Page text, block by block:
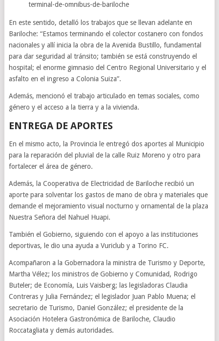
terminal-de-omnibus-de-bariloche
En este sentido, detalló los trabajos que se llevan adelante en
Bariloche: “Estamos terminando el colector costanero con fondos
nacionales y allí inicia la obra de la Avenida Bustillo, fundamental
para dar seguridad al tránsito; también se está construyendo el
hospital; el enorme gimnasio del Centro Regional Universitario y el
asfalto en el ingreso a Colonia Suiza”.
Además, mencionó el trabajo articulado en temas sociales, como
género y el acceso a la tierra y a la vivienda.
ENTREGA DE APORTES
En el mismo acto, la Provincia le entregó dos aportes al Municipio
para la reparación del pluvial de la calle Ruiz Moreno y otro para
fortalecer el área de género.
Además, la Cooperativa de Electricidad de Bariloche recibió un
aporte para solventar los gastos de mano de obra y materiales que
demande el mejoramiento visual nocturno y ornamental de la plaza
Nuestra Señora del Nahuel Huapi.
También el Gobierno, siguiendo con el apoyo a las instituciones
deportivas, le dio una ayuda a Vuriclub y a Torino FC.
Acompañaron a la Gobernadora la ministra de Turismo y Deporte,
Martha Vélez; los ministros de Gobierno y Comunidad, Rodrigo
Buteler; de Economía, Luis Vaisberg; las legisladoras Claudia
Contreras y Julia Fernández; el legislador Juan Pablo Muena; el
secretario de Turismo, Daniel González; el presidente de la
Asociación Hotelera Gastronómica de Bariloche, Claudio
Roccatagliata y demás autoridades.